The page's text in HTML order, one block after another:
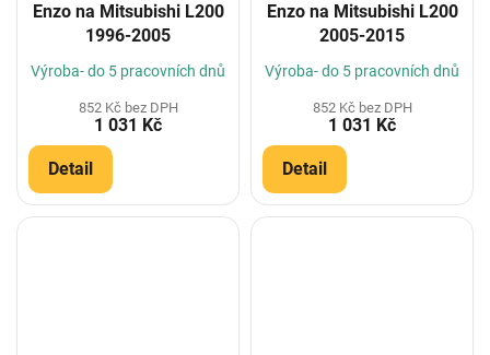
Enzo na Mitsubishi L200
1996-2005
Výroba- do 5 pracovních dnů
852 Kč bez DPH
1 031 Kč
Detail
Enzo na Mitsubishi L200
2005-2015
Výroba- do 5 pracovních dnů
852 Kč bez DPH
1 031 Kč
Detail